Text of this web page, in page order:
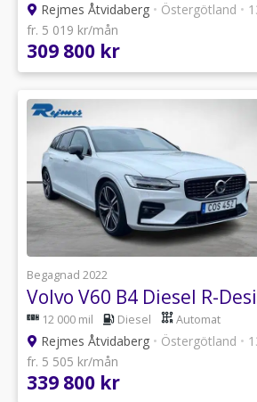
Rejmes Åtvidaberg • Östergötland •
fr. 5 019 kr/mån
309 800 kr
Begagnad 2022
Volvo V60 B4 Diesel R-
12 000 mil Diesel Automat
Rejmes Åtvidaberg • Östergötland •
fr. 5 505 kr/mån
339 800 kr